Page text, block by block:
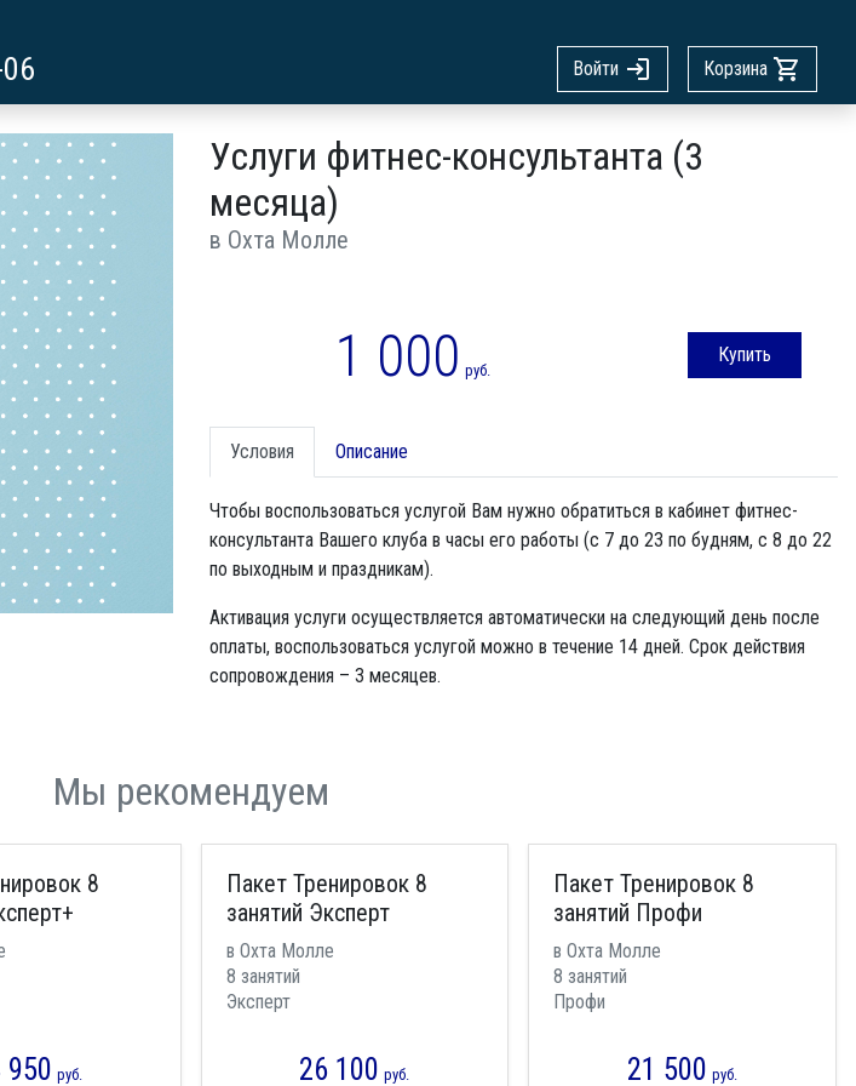
Войти Корзина
Услуги фитнес-консультанта (3
месяца)
в Охта Молле
1 000 руб.
Купить
Условия Описание
Чтобы воспользоваться услугой Вам нужно обратиться в кабинет фитнес-
консультанта Вашего клуба в часы его работы (с 7 до 23 по будням, с 8 до 22
по выходным и праздникам).
Активация услуги осуществляется автоматически на следующий день после
оплаты, воспользоваться услугой можно в течение 14 дней. Срок действия
сопровождения – 3 месяцев.
Мы рекомендуем
8
950 руб.
Пакет Тренировок 8
занятий Эксперт
в Охта Молле
8 занятий
Эксперт
26 100 руб.
Пакет Тренировок 8
занятий Профи
в Охта Молле
8 занятий
Профи
21 500 руб.